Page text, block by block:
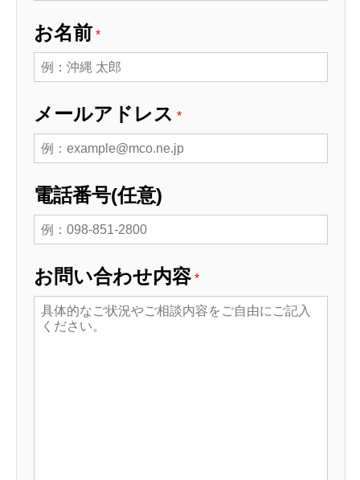
お名前 *
メールアドレス *
電話番号(任意)
お問い合わせ内容 *